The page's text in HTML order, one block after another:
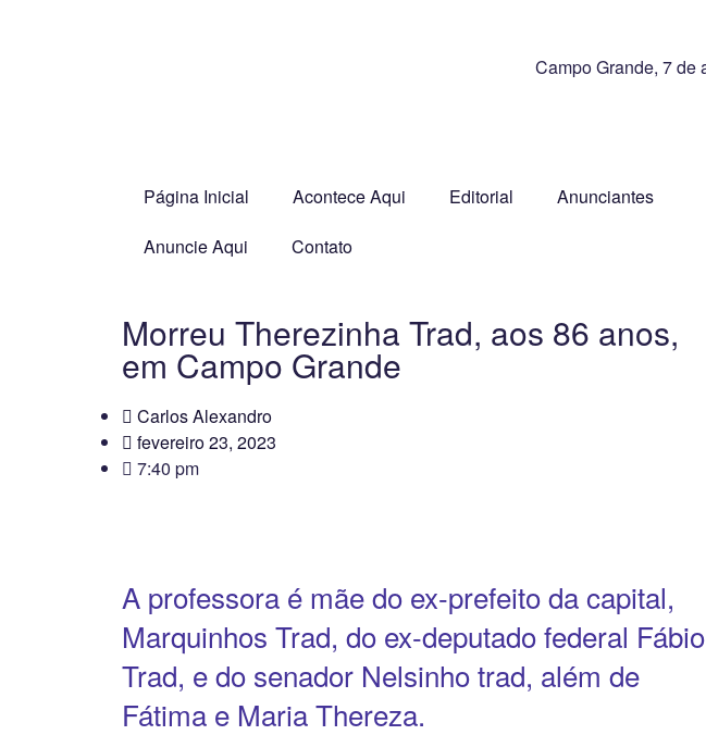
Campo Grande, 7 de
Página Inicial Acontece Aqui Editorial
Anunciantes
Anuncie Aqui
Contato
Morreu Therezinha Trad, aos 86 anos,
em Campo Grande
Carlos Alexandro
fevereiro 23, 2023
7:40 pm
A professora é mãe do ex-prefeito da capital,
Marquinhos Trad, do ex-deputado federal Fábio
Trad, e do senador Nelsinho trad, além de
Fátima e Maria Thereza.